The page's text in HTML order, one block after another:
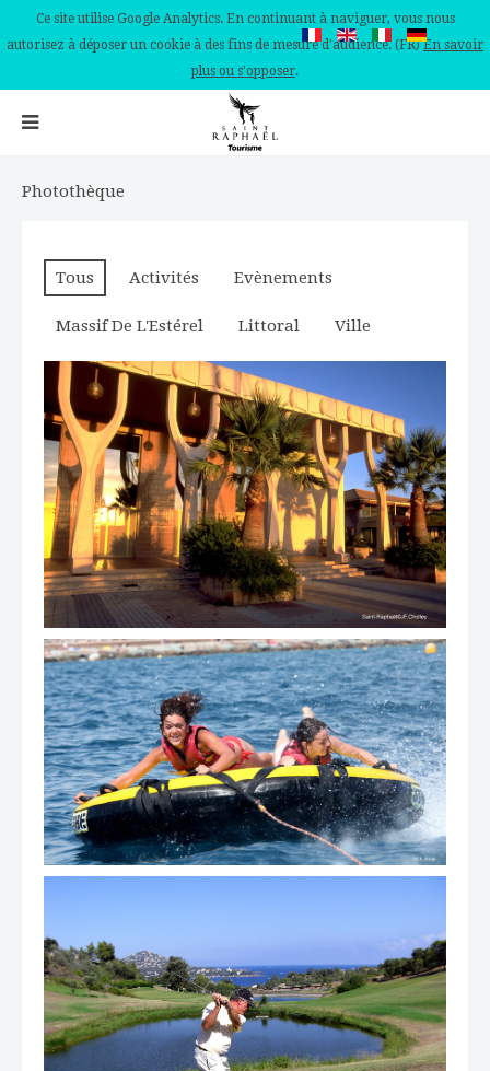
Ce site utilise Google Analytics. En continuant à naviguer, vous nous
autorisez à déposer un cookie à des fins de mesure d'audience. (FR)En savoir
plus ou s'opposer.
Photothèque
Tous Activités Evènements
Massif De L'Estérel Littoral Ville